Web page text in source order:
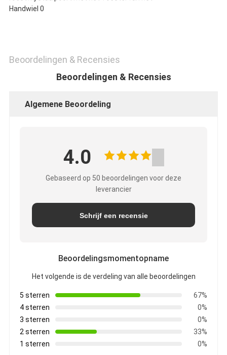
Beoordelingen & Recensies
Beoordelingen & Recensies
Algemene Beoordeling
4.0
Gebaseerd op 50 beoordelingen voor deze
leverancier
Schrijf een recensie
Beoordelingsmomentopname
Het volgende is de verdeling van alle beoordelingen
5 sterren
67%
4 sterren
0%
3 sterren
0%
2 sterren
33%
1 sterren
0%